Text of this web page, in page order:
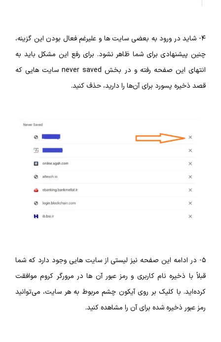
۴- شاید در ورود به بعضی سایت‌ ها و علیرغم فعال بودن این گزینه،
چنین پیشنهادی برای شما ظاهر نشود. برای رفع این مشکل باید به
انتهای این صفحه رفته و در بخش never saved سایت‌ هایی که
قصد ذخیره پسورد برای آن‌ها را دارید، حذف کنید.
۵- در ادامه این صفحه نیز لیستی از سایت‌ هایی وجود دارد که شما
قبلاً با ذخیره نام کاربری و رمز عبور آن‌ ها در مرورگر کروم موافقت
کرده‌اید. با کلیک بر روی آیکون چشم مربوط به هر سایت، می‌توانید
رمز عبور ذخیره شده برای آن را مشاهده کنید.